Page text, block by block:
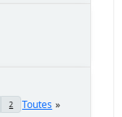
2 Toutes